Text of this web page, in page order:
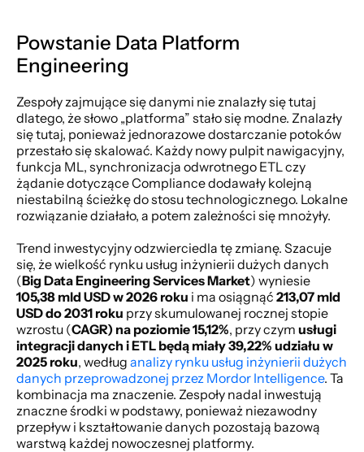
Powstanie Data Platform
Engineering
Zespoły zajmujące się danymi nie znalazły się tutaj
dlatego, że słowo „platforma” stało się modne. Znalazły
się tutaj, ponieważ jednorazowe dostarczanie potoków
przestało się skalować. Każdy nowy pulpit nawigacyjny,
funkcja ML, synchronizacja odwrotnego ETL czy
żądanie dotyczące Compliance dodawały kolejną
niestabilną ścieżkę do stosu technologicznego. Lokalne
rozwiązanie działało, a potem zależności się mnożyły.
Trend inwestycyjny odzwierciedla tę zmianę. Szacuje
się, że wielkość rynku usług inżynierii dużych danych
(Big Data Engineering Services Market
105,38 mld USD w 2026 roku i ma osiągnąć 213,07 mld
USD do 2031 roku przy skumulowanej rocznej stopie
wzrostu (CAGR) na poziomie 15,12%, przy czym usługi
integracji danych i ETL będą miały 39,22% udziału w
2025 roku, według analizy rynku usług inżynierii dużych
danych przeprowadzonej przez Mordor Intelligence. Ta
kombinacja ma znaczenie. Zespoły nadal inwestują
znaczne środki w podstawy, ponieważ niezawodny
przepływ i kształtowanie danych pozostają bazową
warstwą każdej nowoczesnej platformy.